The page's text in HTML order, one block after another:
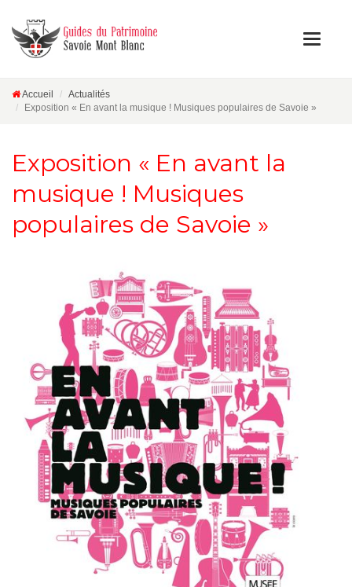
Accueil
Actualités
Exposition « En avant la musique ! Musiques populaires de Savoie »
Exposition « En avant la
musique ! Musiques
populaires de Savoie »